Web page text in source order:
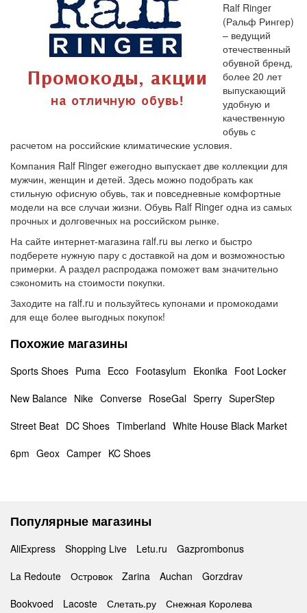
Ralf Ringer
(Ральф Рингер)
– ведущий
отечественный
обувной бренд,
более 20 лет
выпускающий
удобную и
качественную
обувь с
расчетом на российские климатические условия.
Компания Ralf Ringer ежегодно выпускает две коллекции для
мужчин, женщин и детей. Здесь можно подобрать как
стильную офисную обувь, так и повседневные комфортные
модели на все случаи жизни. Обувь Ralf Ringer одна из самых
прочных и долговечных на российском рынке.
На сайте интернет-магазина ralf.ru вы легко и быстро
подберете нужную пару с доставкой на дом и возможностью
примерки. А раздел распродажа поможет вам значительно
сэкономить на стоимости покупки.
Заходите на ralf.ru и пользуйтесь купонами и промокодами
для еще более выгодных покупок!
Похожие магазины
Sports Shoes Puma Ecco Footasylum Ekonika Foot Locker
New Balance Nike Converse RoseGal Sperry SuperStep
Street Beat DC Shoes Timberland White House Black Market
6pm Geox Camper KC Shoes
Популярные магазины
AliExpress Shopping Live Letu.ru
Gazprombonus
La Redoute
Островок Zarina Auchan
Gorzdrav
Bookvoed
Lacoste Слетать.ру Снежная Королева